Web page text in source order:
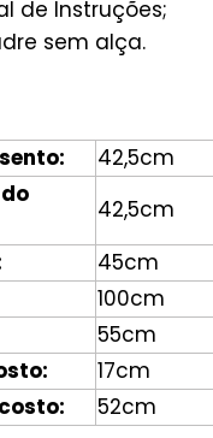
de Instruções;
sem alça.
42,5cm
42,5cm
45cm
100cm
55cm
17cm
52cm